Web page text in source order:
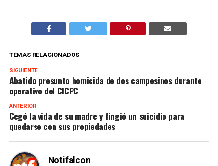
TEMAS RELACIONADOS
SIGUIENTE
Abatido presunto homicida de dos campesinos durante
operativo del CICPC
ANTERIOR
Cegó la vida de su madre y fingió un suicidio para
quedarse con sus propiedades
Notifalcon